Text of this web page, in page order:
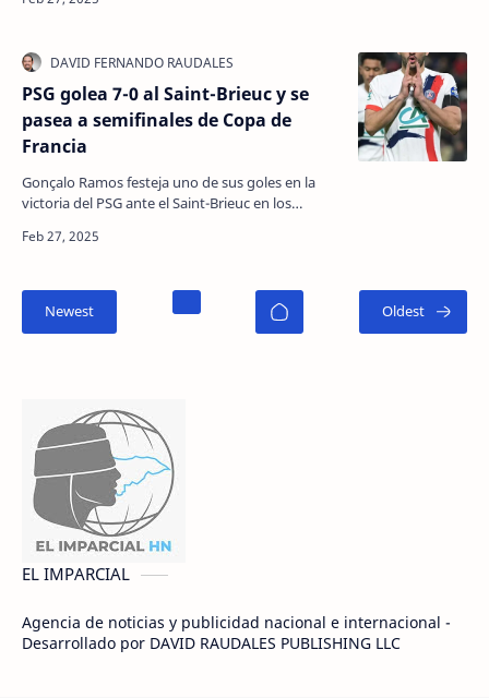
actor Gene…
PSG golea 7-0 al Saint-Brieuc y se
pasea a semifinales de Copa de
Francia
Gonçalo Ramos festeja uno de sus goles en la
victoria del PSG ante el Saint-Brieuc en los
(noroes…
EL IMPARCIAL
Agencia de noticias y publicidad nacional e internacional -
Desarrollado por DAVID RAUDALES PUBLISHING LLC